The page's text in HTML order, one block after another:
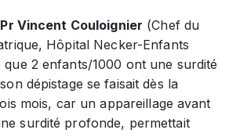
Pr Vincent Couloignier (Chef du
Hôpital Necker-Enfants
que 2 enfants/1000 ont une surdité
dépistage se faisait dès la
mois, car un appareillage avant
surdité profonde, permettait